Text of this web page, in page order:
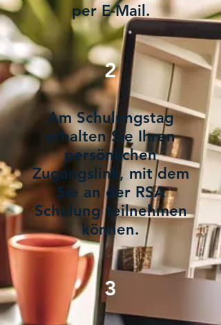
per E-Mail.
2
Am Schulungstag
erhalten Sie Ihren
persönlichen
Zugangslink, mit dem
Sie an der RSA
Schulung teilnehmen
können.
3